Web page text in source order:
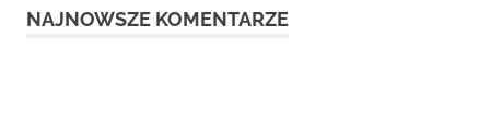
NAJNOWSZE KOMENTARZE